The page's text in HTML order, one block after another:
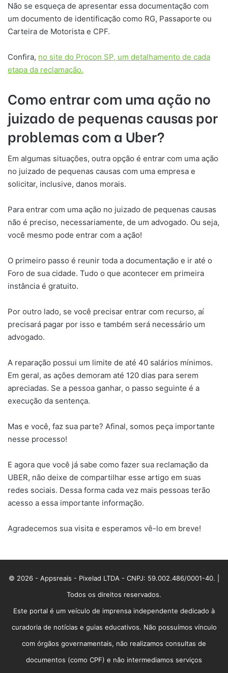
Não se esqueça de apresentar essa documentação com
um documento de identificação como RG, Passaporte ou
Carteira de Motorista e CPF.
Confira, no site do Procon SP, um detalhamento de cada
etapa da reclamação.
Como entrar com uma ação no
juizado de pequenas causas por
problemas com a Uber?
Em algumas situações, outra opção é entrar com uma ação
no juizado de pequenas causas com uma empresa e
solicitar, inclusive, danos morais.
Para entrar com uma ação no juizado de pequenas causas
não é preciso, necessariamente, de um advogado. Ou seja,
você mesmo pode entrar com a ação!
O primeiro passo é reunir toda a documentação e ir até o
Foro de sua cidade. Tudo o que acontecer em primeira
instância é gratuito.
Por outro lado, se você precisar entrar com recurso, aí
precisará pagar por isso e também será necessário um
advogado.
A reparação possui um limite de até 40 salários mínimos.
Em geral, as ações demoram até 120 dias para serem
apreciadas. Se a pessoa ganhar, o passo seguinte é a
execução da sentença.
Mas e você, faz sua parte? Afinal, somos peça importante
nesse processo!
E agora que você já sabe como fazer sua reclamação da
UBER, não deixe de compartilhar esse artigo em suas
redes sociais. Dessa forma cada vez mais pessoas terão
acesso a essa importante informação.
Agradecemos sua visita e esperamos vê-lo em breve!
© 2026 - Appsreais - Pixelad LTDA - CNPJ: 59.002.486/0001-40. |
Todos os direitos reservados.
Este portal é um veículo de imprensa independente dedicado à
curadoria de notícias e guias educativos. Não possuímos vínculo
com órgãos governamentais, não realizamos consultas de
documentos (como CPF) e não intermediamos serviços